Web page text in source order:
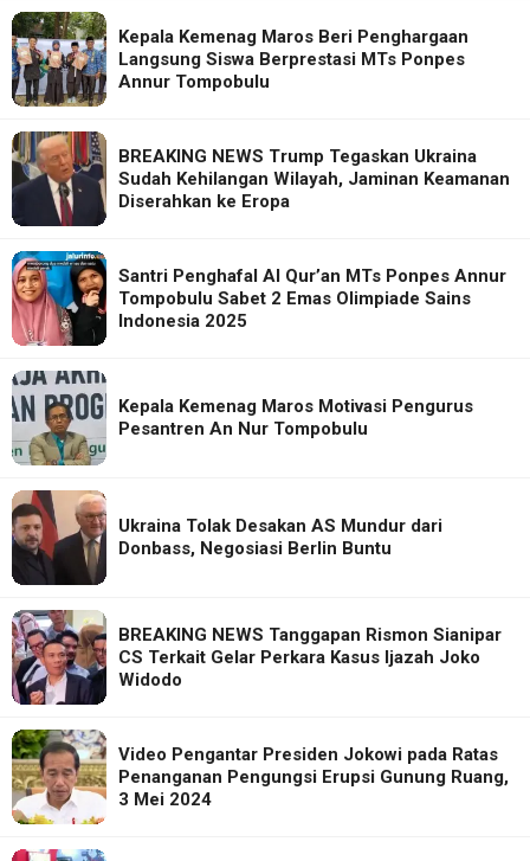
Kepala Kemenag Maros Beri Penghargaan
Langsung Siswa Berprestasi MTs Ponpes
Annur Tompobulu
BREAKING NEWS Trump Tegaskan Ukraina
Sudah Kehilangan Wilayah, Jaminan Keamanan
Diserahkan ke Eropa
Santri Penghafal Al Qur’an MTs Ponpes Annur
Tompobulu Sabet 2 Emas Olimpiade Sains
Indonesia 2025
Kepala Kemenag Maros Motivasi Pengurus
Pesantren An Nur Tompobulu
Ukraina Tolak Desakan AS Mundur dari
Donbass, Negosiasi Berlin Buntu
BREAKING NEWS Tanggapan Rismon Sianipar
CS Terkait Gelar Perkara Kasus Ijazah Joko
Widodo
Video Pengantar Presiden Jokowi pada Ratas
Penanganan Pengungsi Erupsi Gunung Ruang,
3 Mei 2024